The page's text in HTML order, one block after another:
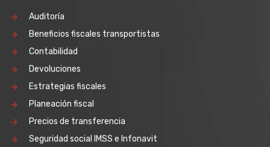
Auditoría
Beneficios fiscales transportistas
Contabilidad
Devoluciones
Estrategias fiscales
Planeación fiscal
Precios de transferencia
Seguridad social IMSS e Infonavit